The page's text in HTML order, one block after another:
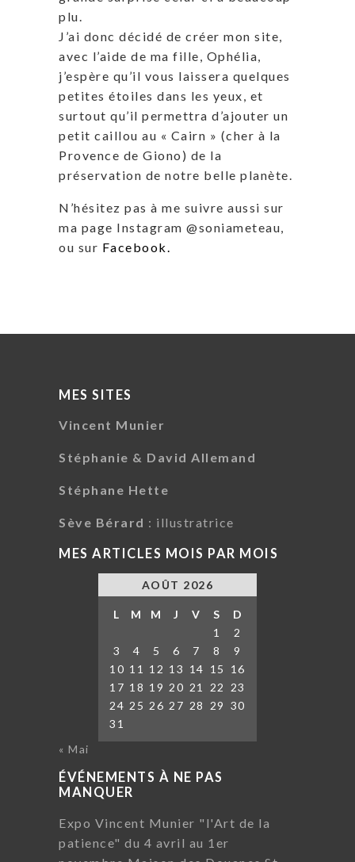
plu.
J’ai donc décidé de créer mon site,
avec l’aide de ma fille, Ophélia,
j’espère qu’il vous laissera quelques
petites étoiles dans les yeux, et
surtout qu’il permettra d’ajouter un
petit caillou au « Cairn » (cher à la
Provence de Giono) de la
préservation de notre belle planète.
N’hésitez pas à me suivre aussi sur
ma page Instagram @soniameteau,
ou sur Facebook.
MES SITES
Vincent Munier
Stéphanie & David Allemand
Stéphane Hette
Sève Bérard : illustratrice
MES ARTICLES MOIS PAR MOIS
AOÛT 2026
L M M J V S
D
1
2
3
4 5 6 7 8
9
10 11 12 13 14 15
16
17 18 19 20 21 22
23
24 25 26 27 28 29 30
31
« Mai
ÉVÉNEMENTS À NE PAS
MANQUER
Expo Vincent Munier "l'Art de la
patience" du 4 avril au 1er